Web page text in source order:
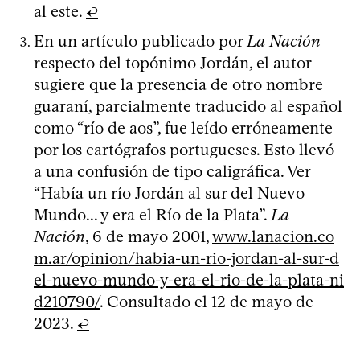
al este. ↩
En un artículo publicado porLa Nación
respecto del topónimo Jordán, el autor
sugiere que la presencia de otro nombre
guaraní, parcialmente traducido al español
como “río de aos”, fue leído erróneamente
por los cartógrafos portugueses. Esto llevó
a una confusión de tipo caligráfica. Ver
“Había un río Jordán al sur del Nuevo
Mundo... y era el Río de la Plata”.La
Nación, 6 de mayo 2001,www.lanacion.co
m.ar/opinion/habia-un-rio-jordan-al-sur-d
el-nuevo-mundo-y-era-el-rio-de-la-plata-ni
d210790/. Consultado el 12 de mayo de
2023. ↩